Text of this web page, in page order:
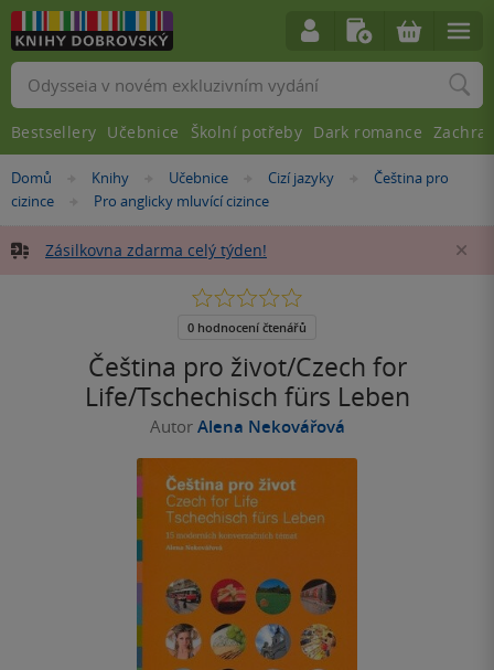
Nacházíte
se
Domů »
Knihy »Učebnice »Cizí jazyky »
Čeština pro
cizince
»Pro anglicky mluvící cizince
Zásilkovna zdarma celý týden!
Čeština pro život/Czech for
Life/Tschechisch fürs Leben
Autor Alena Nekovářová
0.0
5
0 hodnocení čtenářů
Vyhledávání
Bestsellery Učebnice Školní potřeby Dark romance